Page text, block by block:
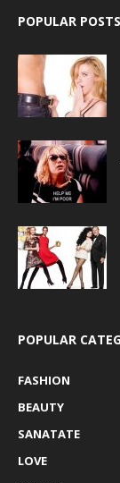
POPULAR POSTS
POPULAR
FASHION
BEAUTY
SANATATE
LOVE